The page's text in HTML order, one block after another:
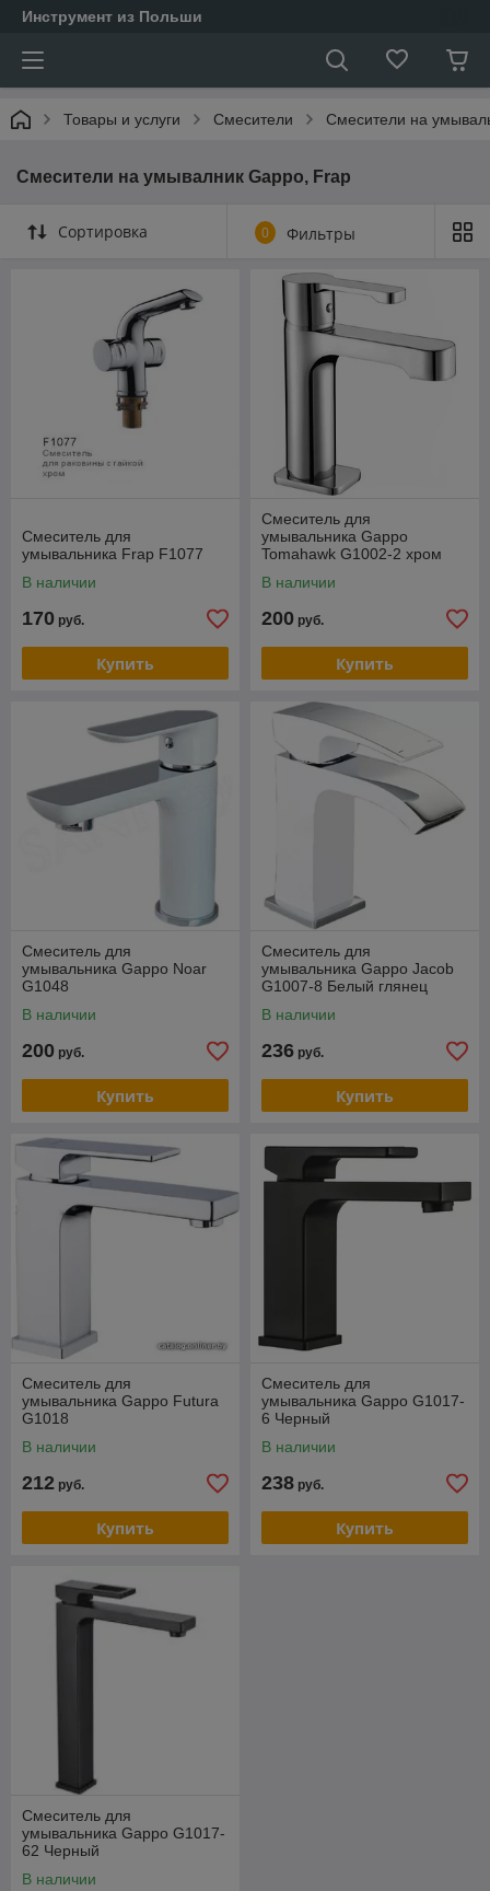
Инструмент из Польши
Товары и услуги Смесители Смесители на
Смесители на умывалник Gappo, Frap
Сортировка 0 Фильтры
Смеситель для
умывальника Frap F1077
В наличии
170 руб.
Купить
Смеситель для
умывальника Gappo
Tomahawk G1002-2 хром
В наличии
200 руб.
Купить
Смеситель для
умывальника Gappo Noar
G1048
В наличии
200 руб.
Купить
Смеситель для
умывальника Gappo Jacob
G1007-8 Белый глянец
В наличии
236 руб.
Купить
Смеситель для
умывальника Gappo Futura
G1018
В наличии
212 руб.
Купить
Смеситель для
умывальника Gappo G1017-
6 Черный
В наличии
238 руб.
Купить
Смеситель для
умывальника Gappo G1017-
62 Черный
В наличии